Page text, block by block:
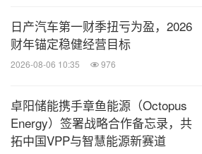
日产汽车第一财季扭亏为盈，2026
财年锚定稳健经营目标
2026-08-06 10:35 976
卓阳储能携手章鱼能源（Octopus
Energy）签署战略合作备忘录，共
拓中国VPP与智慧能源新赛道